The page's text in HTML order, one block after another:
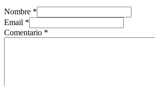
Nombre *
Email *
Comentario *